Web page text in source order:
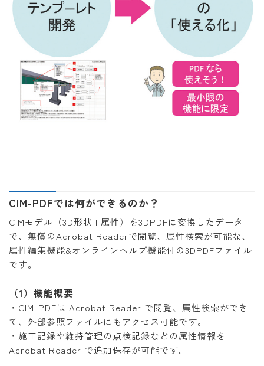
CIM-PDFでは何ができるのか？
CIMモデル（3D形状+属性）を3DPDFに変換したデータ
で、無償のAcrobat Readerで閲覧、属性検索が可能な、
属性編集機能&オンラインヘルプ機能付の3DPDFファイル
です。
（1）機能概要
・CIM-PDFは Acrobat Reader で閲覧、属性検索ができ
て、外部参照ファイルにもアクセス可能です。
・施工記録や維持管理の点検記録などの属性情報を
Acrobat Reader で追加保存が可能です。